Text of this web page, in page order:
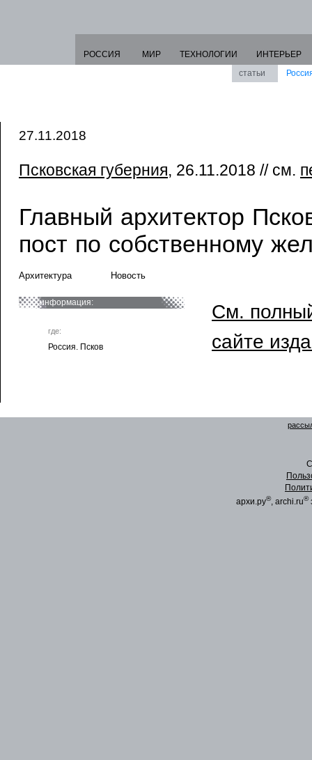
РОССИЯ МИР ТЕХНОЛОГИИ
ИНТЕРЬЕР
статьи
27.11.2018
Псковская губерния, 26.11.2018 // см.
Главный архитектор
пост по собственному
Архитектура Новость
информация:
где:
Россия. Псков
См.
сайте
архи.ру®, archi.ru®